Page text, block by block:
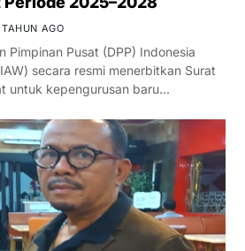
TAHUN AGO
Pimpinan Pusat (DPP) Indonesia
secara resmi menerbitkan Surat
untuk kepengurusan baru…